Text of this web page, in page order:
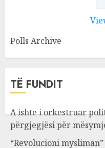
Polls Archive
TË FUNDIT
A ishte i orkestruar
përgjegjësi për
“Revolucioni